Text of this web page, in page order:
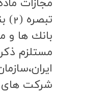
مجازات ماده (19) قانون مجازات اسلامي (رديف اول مجازات درجه 6) به حبس بيش از شش ماه تا
بانك ها و
مستلزم
شركت هاي